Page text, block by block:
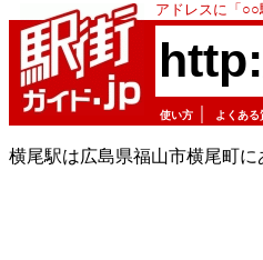
アドレスに「
使い方 よくある
横尾駅は広島県福山市横尾町に